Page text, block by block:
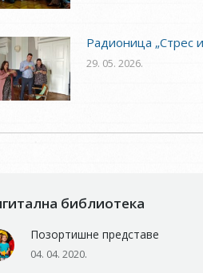
Радионица „Стрес
29. 05. 2026.
библиотека
Позортишне представе
04. 04. 2020.